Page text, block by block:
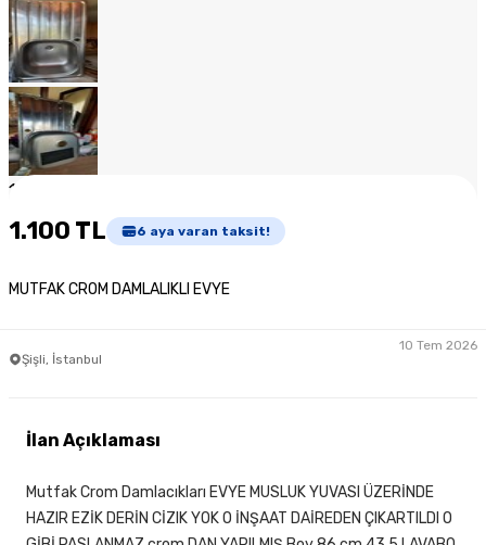
1
1.100 TL 6 aya varan taksit!
MUTFAK CROM DAMLALIKLI EVYE
Şişli, İstanbul
10 Tem 2026
İlan Açıklaması
Mutfak Crom Damlacıkları EVYE MUSLUK YUVASI ÜZERİNDE
HAZIR EZİK DERİN CİZIK YOK O İNŞAAT DAİREDEN ÇIKARTILDI O